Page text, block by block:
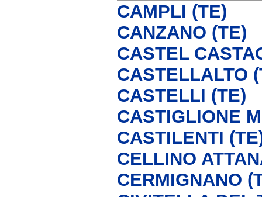
CAMPLI (TE)
CANZANO (TE)
CASTEL
CASTELLALTO
CASTELLI (TE)
CASTIGLIONE
CASTILENTI
CELLINO
CERMIGNANO